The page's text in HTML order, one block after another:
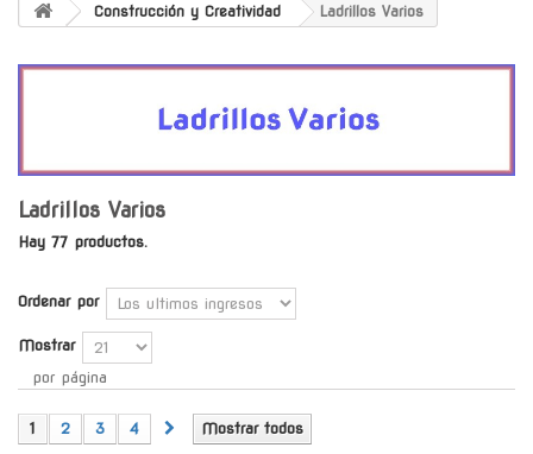
Construcción y Creatividad Ladrillos Varios
Ladrillos Varios
Hay 77 productos.
Ordenar por
Mostrar
por página
Mostrar todos
1 2 3 4